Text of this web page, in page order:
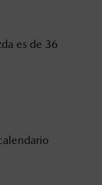
es de 36
I.V.A., e